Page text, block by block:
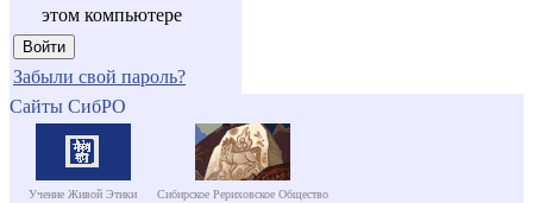
этом компьютере
Забыли свой пароль?
Сайты СибРО
Учение Живой Этики Сибирское Рериховское Общество